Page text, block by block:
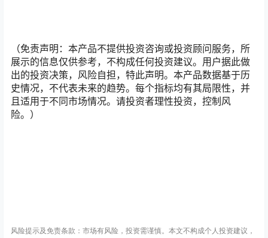
（免责声明：本产品不提供投资咨询或投资顾问服务，所
展示的信息仅供参考，不构成任何投资建议。用户据此做
出的投资决策，风险自担，特此声明。本产品数据基于历
史情况，不代表未来的趋势。每个指标均有其局限性，并
且适用于不同市场情况。请投资者理性投资，控制风
险。）
风险提示及免责条款：市场有风险，投资需谨慎。本文不构成个人投资建议，